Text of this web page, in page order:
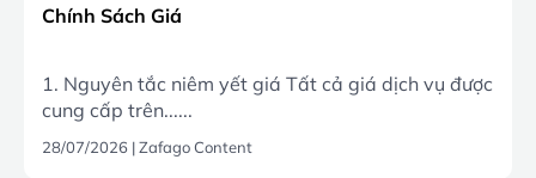
Chính Sách Giá
1. Nguyên tắc niêm yết giá Tất cả giá dịch vụ được
cung cấp trên......
28/07/2026 |Zafago Content